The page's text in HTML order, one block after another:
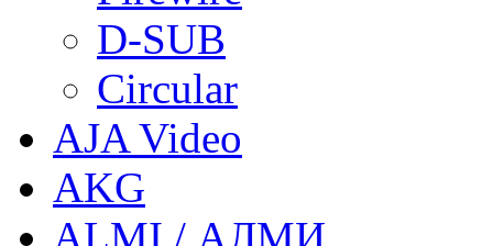
D-SUB
Circular
AJA Video
AKG